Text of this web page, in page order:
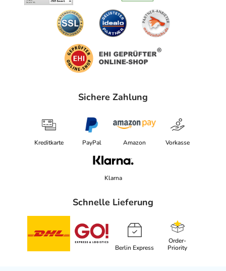
Sichere Zahlung
Kreditkarte PayPal Amazon Vorkasse
Klarna
Schnelle Lieferung
Berlin Express
Order-
Priority